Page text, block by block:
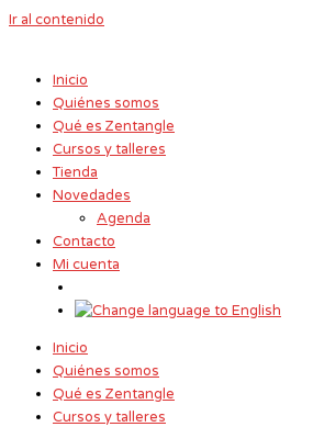
Ir al contenido
Inicio
Quiénes somos
Qué es Zentangle
Cursos y talleres
Tienda
Novedades
Agenda
Contacto
Mi cuenta
Inicio
Quiénes somos
Qué es Zentangle
Cursos y talleres